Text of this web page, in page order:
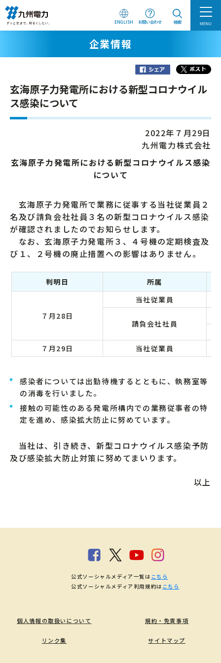
ENGLISH お問い合わせ 検索 MENU
企業情報
玄海原子力発電所における新型コロナウイル
ス感染について
2022年７月29日
九州電力株式会社
玄海原子力発電所における新型コロナウイルス感染
について
玄海原子力発電所で業務に従事する当社従業員２
名及び請負会社社員３名の新型コロナウイルス感染
が確認されましたのでお知らせします。
なお、玄海原子力発電所３、４号機の定期検査及
び１、２号機の廃止措置への影響はありません。
判明日 所属
７月28日
当社従業員
請負会社社員
７月29日 当社従業員
感染者については出勤待機するとともに、執務室等
の消毒を行いました。
接触の可能性のある発電所構内での業務従事者の特
定を進め、感染拡大防止に努めています。
当社は、引き続き、新型コロナウイルス感染予防
及び感染拡大防止対策に努めてまいります。
以上
個人情報の取扱いについて 規約・免責事項
リンク集 サイトマップ
公式ソーシャルメディア一覧は こちら
公式ソーシャルメディア利用規約は こちら